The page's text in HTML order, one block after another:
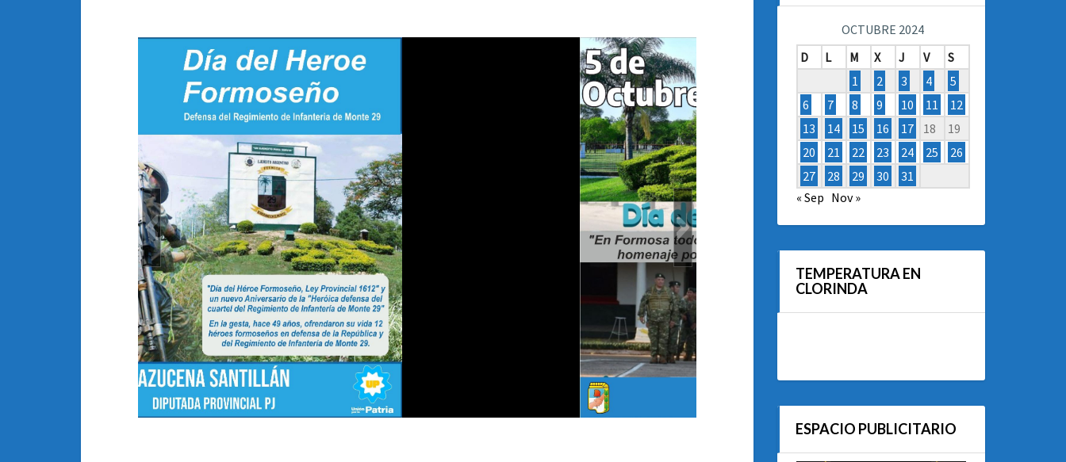
OCTUBRE 2024
D
L M X J V
S
1
2 3 4
5
6
7 8 9 10 11
12
13
14 15 16 17 18
19
20
21 22 23 24 25
26
27
28 29 30
31
« Sep Nov »
TEMPERATURA EN
CLORINDA
ESPACIO PUBLICITARIO